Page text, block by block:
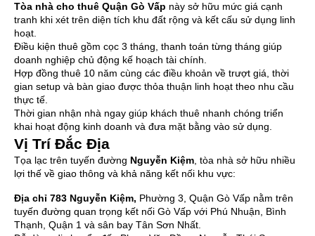
Tòa nhà cho thuê Quận Gò Vấp này sở hữu mức giá cạnh
tranh khi xét trên diện tích khu đất rộng và kết cấu sử dụng linh
hoạt.
Điều kiện thuê gồm cọc 3 tháng, thanh toán từng tháng giúp
doanh nghiệp chủ động kế hoạch tài chính.
Hợp đồng thuê 10 năm cùng các điều khoản về trượt giá, thời
gian setup và bàn giao được thỏa thuận linh hoạt theo nhu cầu
thực tế.
Thời gian nhận nhà ngay giúp khách thuê nhanh chóng triển
khai hoạt động kinh doanh và đưa mặt bằng vào sử dụng.
Vị Trí Đắc Địa
Tọa lạc trên tuyến đường Nguyễn Kiệm, tòa nhà sở hữu nhiều
lợi thế về giao thông và khả năng kết nối khu vực:
Địa chỉ 783 Nguyễn Kiệm, Phường 3, Quận Gò Vấp nằm trên
tuyến đường quan trọng kết nối Gò Vấp với Phú Nhuận, Bình
Thạnh, Quận 1 và sân bay Tân Sơn Nhất.